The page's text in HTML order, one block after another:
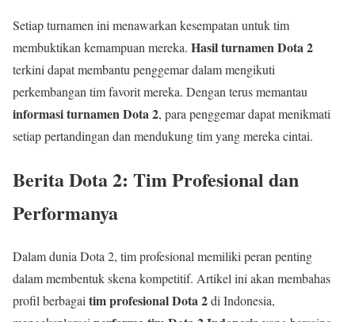
Setiap turnamen ini menawarkan kesempatan untuk tim
membuktikan kemampuan mereka. Hasil turnamen Dota 2
terkini dapat membantu penggemar dalam mengikuti
perkembangan tim favorit mereka. Dengan terus memantau
informasi turnamen Dota 2, para penggemar dapat menikmati
setiap pertandingan dan mendukung tim yang mereka cintai.
Berita Dota 2: Tim Profesional dan
Performanya
Dalam dunia Dota 2, tim profesional memiliki peran penting
dalam membentuk skena kompetitif. Artikel ini akan membahas
profil berbagaitim profesional Dota 2di Indonesia,